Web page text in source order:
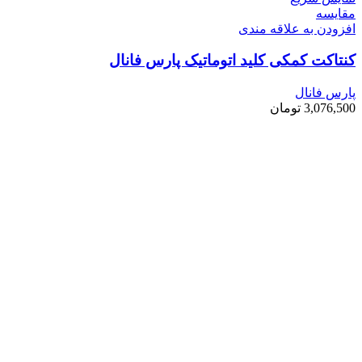
مقايسه
افزودن به علاقه مندی
کنتاکت کمکی کلید اتوماتیک پارس فانال
پارس فانال
3,076,500 تومان